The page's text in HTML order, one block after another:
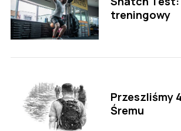
treningowy
Przeszliśmy
Śremu
a
r
c
f
r
: